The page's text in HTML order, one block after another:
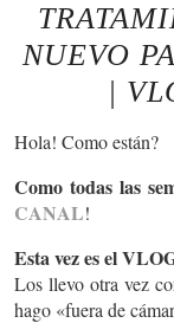
NUEVO
|
Hola! Como están?
Como todas las
CANAL!
Esta vez es el
Los llevo otra vez
hago «fuera de